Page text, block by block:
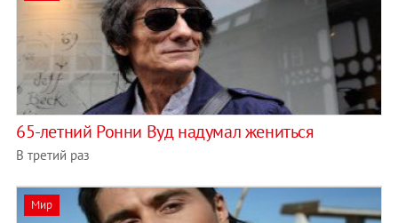
65-летний Ронни Вуд надумал жениться
В третий раз
Мир